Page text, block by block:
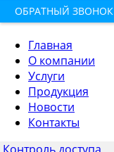
ОБРАТНЫЙ ЗВОНОК
Главная
О компании
Услуги
Продукция
Новости
Контакты